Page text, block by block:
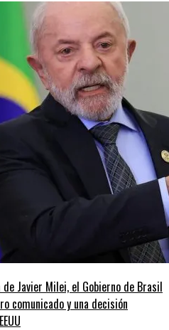
Javier Milei, el Gobierno de Brasil
comunicado y una decisión